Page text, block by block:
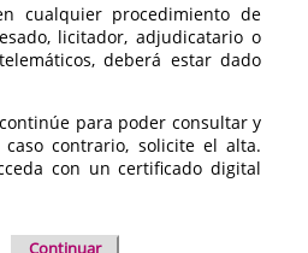
cualquier procedimiento de
licitador, adjudicatario o
deberá estar dado
para poder consultar y
contrario, solicite el alta.
con un certificado digital
Continuar